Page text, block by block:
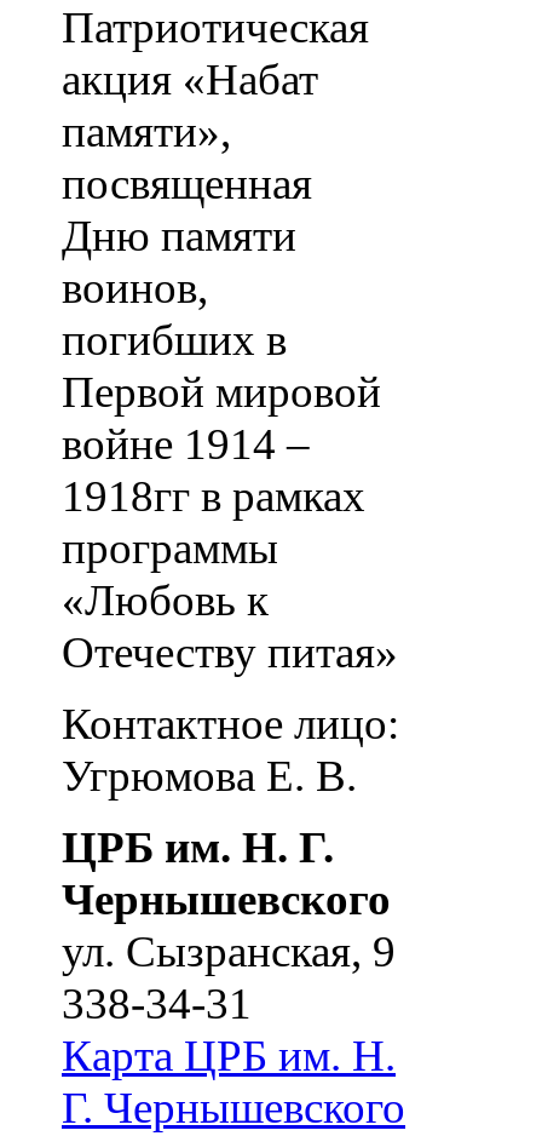
Патриотическая
акция «Набат
памяти»,
посвященная
Дню памяти
воинов,
погибших в
Первой мировой
войне 1914 –
1918гг в рамках
программы
«Любовь к
Отечеству питая»
Контактное лицо:
Угрюмова Е. В.
ЦРБ им. Н. Г.
Чернышевского
ул. Сызранская, 9
338-34-31
Карта ЦРБ им. Н.
Г. Чернышевского